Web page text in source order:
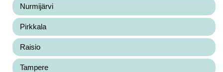
Nurmijärvi
Pirkkala
Raisio
Tampere